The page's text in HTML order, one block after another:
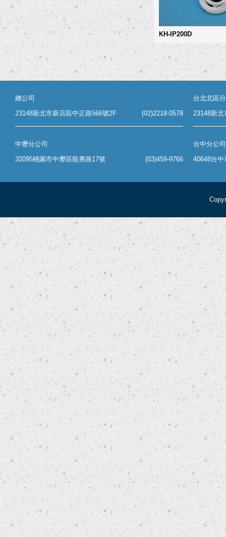
KH-IP200D
總公司
(02)2218-0578
23148新北市新店區中正路566號2F
台北北區
23148新
中壢分公司
(03)459-9766
32095桃園市中壢區龍勇路17號
台中分公司
40648台